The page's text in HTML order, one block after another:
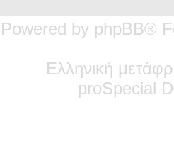
Powered by phpBB®
Ελληνική
proSpecial